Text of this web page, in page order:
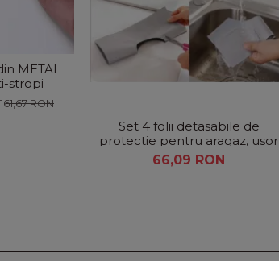
METAL
stropi
161,67 RON
Set 4 folii detasabile de
protectie pentru aragaz, usor
de spalat, din teflon
66,09 RON